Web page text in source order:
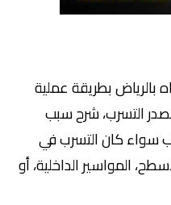
بطريقة عملية
التسرب، شرح سبب
سواء كان التسرب في
المواسير الداخلية، أو